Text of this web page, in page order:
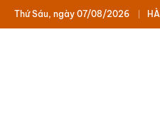
Thứ Sáu, ngày 07/08/2026